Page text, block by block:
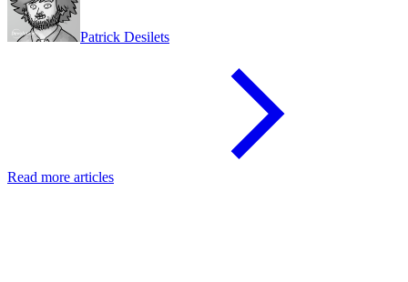
Patrick Desilets
Read more articles